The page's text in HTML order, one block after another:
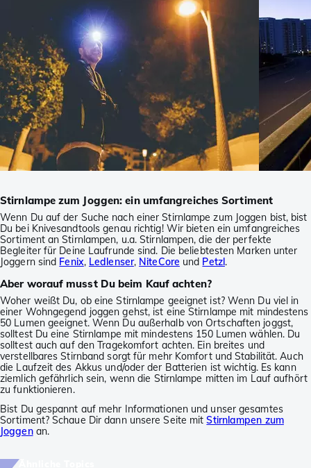
Stirnlampe zum Joggen: ein umfangreiches Sortiment
Wenn Du auf der Suche nach einer Stirnlampe zum Joggen bist, bist
Du bei Knivesandtools genau richtig! Wir bieten ein umfangreiches
Sortiment an Stirnlampen, u.a. Stirnlampen, die der perfekte
Begleiter für Deine Laufrunde sind. Die beliebtesten Marken unter
Joggern sind Fenix, Ledlenser, NiteCore und Petzl.
Aber worauf musst Du beim Kauf achten?
Woher weißt Du, ob eine Stirnlampe geeignet ist? Wenn Du viel in
einer Wohngegend joggen gehst, ist eine Stirnlampe mit mindestens
50 Lumen geeignet. Wenn Du außerhalb von Ortschaften joggst,
solltest Du eine Stirnlampe mit mindestens 150 Lumen wählen. Du
solltest auch auf den Tragekomfort achten. Ein breites und
verstellbares Stirnband sorgt für mehr Komfort und Stabilität. Auch
die Laufzeit des Akkus und/oder der Batterien ist wichtig. Es kann
ziemlich gefährlich sein, wenn die Stirnlampe mitten im Lauf aufhört
zu funktionieren.
Bist Du gespannt auf mehr Informationen und unser gesamtes
Sortiment? Schaue Dir dann unsere Seite mitStirnlampen zum
Joggenan.